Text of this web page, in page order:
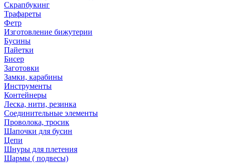
Скрапбукинг
Трафареты
Фетр
Изготовление бижутерии
Бусины
Пайетки
Бисер
Заготовки
Замки, карабины
Инструменты
Контейнеры
Леска, нити, резинка
Соединительные элементы
Проволока, тросик
Шапочки для бусин
Цепи
Шнуры для плетения
Шармы ( подвесы)